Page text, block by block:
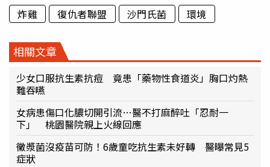
炸雞
復仇者聯盟 沙門氏菌 環境
相關文章
少女口服抗生素抗痘 竟患「藥物性食道炎」胸口灼熱
難吞嚥
女病患傷口化膿切開引流…醫不打麻醉吐「忍耐一
下」 桃園醫院親上火線回應
黴漿菌沒疫苗可防！6歲童吃抗生素未好轉 醫曝常見5
症狀